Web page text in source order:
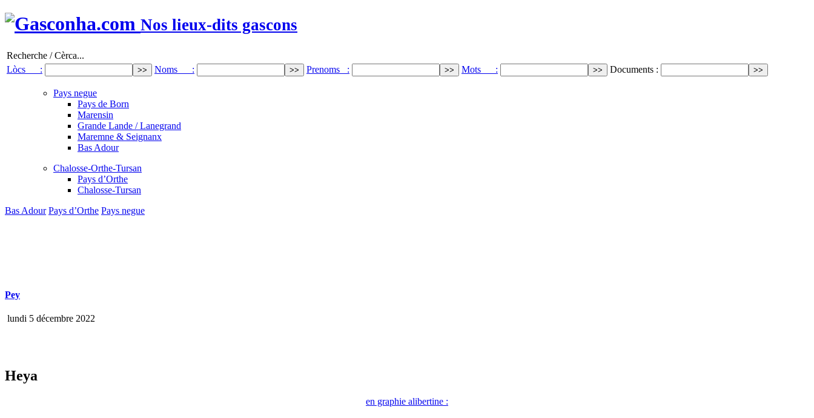
Nos lieux-dits gascons
Recherche / Cèrca...
Lòcs :
Noms : Prenoms : Mots : Documents :
Pays negue
Pays de Born
Marensin
Grande Lande / Lanegrand
Maremne & Seignanx
Bas Adour
Chalosse-Orthe-Tursan
Pays d’Orthe
Chalosse-Tursan
Bas Adour Pays d’Orthe Pays negue
Pey
lundi 5 décembre 2022
Heya
en graphie alibertine :